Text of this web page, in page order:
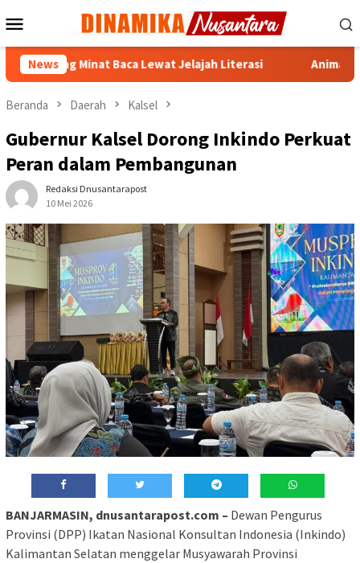
ke
Mobile
News
Minat Baca Lewat Jelajah Literasi Animal Rescue
Beranda Daerah Kalsel
Gubernur Kalsel Dorong Inkindo Perkuat
Peran dalam Pembangunan
Redaksi Dnusantarapost
10 Mei 2026
BANJARMASIN, dnusantarapost.com – Dewan Pengurus
Provinsi (DPP) Ikatan Nasional Konsultan Indonesia (Inkindo)
Kalimantan Selatan menggelar Musyawarah Provinsi